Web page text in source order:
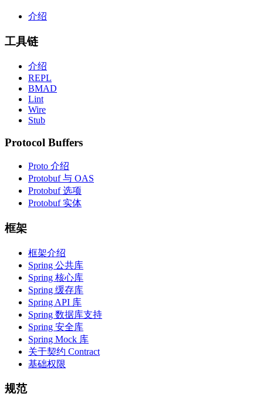
介绍
工具链
介绍
REPL
BMAD
Lint
Wire
Stub
Protocol Buffers
Proto 介绍
Protobuf 与 OAS
Protobuf 选项
Protobuf 实体
框架
框架介绍
Spring 公共库
Spring 核心库
Spring 缓存库
Spring API 库
Spring 数据库支持
Spring 安全库
Spring Mock 库
关于契约 Contract
基础权限
规范